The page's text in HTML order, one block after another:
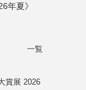
年夏》
一覧
賞展 2026